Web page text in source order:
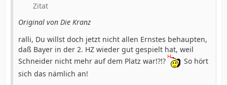
Zitat
Original von Die Kranz
ralli, Du willst doch jetzt nicht allen Ernstes behaupten,
daß Bayer in der 2. HZ wieder gut gespielt hat, weil
Schneider nicht mehr auf dem Platz war!?!?
So hört
sich das nämlich an!